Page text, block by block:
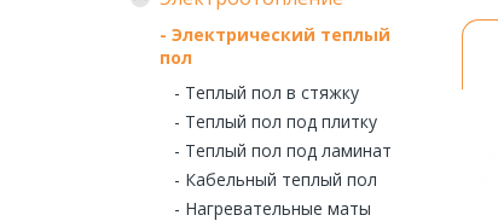
- Электрический теплый
пол
- Теплый пол в стяжку
- Теплый пол под плитку
- Теплый пол под ламинат
- Кабельный теплый пол
- Нагревательные маты